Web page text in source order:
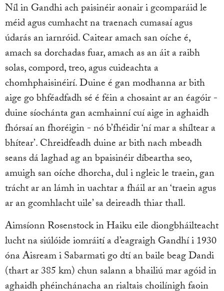
Níl in Gandhi ach paisinéir aonair i gcomparáid le
méid agus cumhacht na traenach cumasaí agus
údarás an iarnróid. Caitear amach san oíche é,
amach sa dorchadas fuar, amach as an áit a raibh
solas, compord, treo, agus cuideachta a
chomhphaisinéirí. Duine é gan modhanna ar bith
aige go bhféadfadh sé é féin a chosaint ar an éagóir -
duine síochánta gan acmhainní cuí aige in aghaidh
fhórsaí an fhoréigin - nó b’fhéidir ‘ní mar a shíltear a
bhítear’. Chreidfeadh duine ar bith nach mbeadh
seans dá laghad ag an bpaisinéir díbeartha seo,
amuigh san oíche dhorcha, dul i ngleic le traein, gan
trácht ar an lámh in uachtar a fháil ar an ‘traein agus
ar an gcomhlacht uile’ sa deireadh thiar thall.
Aimsíonn Rosenstock in Haiku eile diongbháilteacht
lucht na siúlóide iomráití a d’eagraigh Gandhí i 1930
óna Aisream i Sabarmati go dtí an baile beag Dandi
(thart ar 385 km) chun salann a bhailiú mar agóid in
aghaidh phéinchánacha an rialtais choilínigh faoin